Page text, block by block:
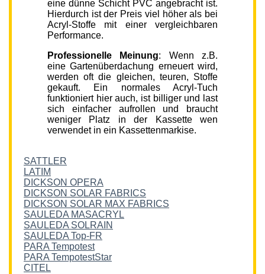
eine dünne Schicht PVC angebracht ist.
Hierdurch ist der Preis viel höher als bei
Acryl-Stoffe mit einer vergleichbaren
Performance.
Professionelle Meinung: Wenn z.B.
eine Gartenüberdachung erneuert wird,
werden oft die gleichen, teuren, Stoffe
gekauft. Ein normales Acryl-Tuch
funktioniert hier auch, ist billiger und last
sich einfacher aufrollen und braucht
weniger Platz in der Kassette wen
verwendet in ein Kassettenmarkise.
SATTLER
LATIM
DICKSON OPERA
DICKSON SOLAR FABRICS
DICKSON SOLAR MAX FABRICS
SAULEDA MASACRYL
SAULEDA SOLRAIN
SAULEDA Top-FR
PARA Tempotest
PARA TempotestStar
CITEL